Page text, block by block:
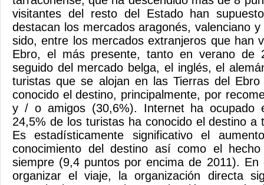
visitantes del resto del Estado han
destacan los mercados aragonés, valenciano
sido, entre los mercados extranjeros que han
Ebro, el más presente, tanto en verano de
seguido del mercado belga, el inglés, el
turistas que se alojan en las Tierras del
conocido el destino, principalmente, por
y / o amigos (30,6%). Internet ha ocupado
24,5% de los turistas ha conocido el destino a
Es estadísticamente significativo el
conocimiento del destino así como el
siempre (9,4 puntos por encima de 2011).
organizar el viaje, la organización directa